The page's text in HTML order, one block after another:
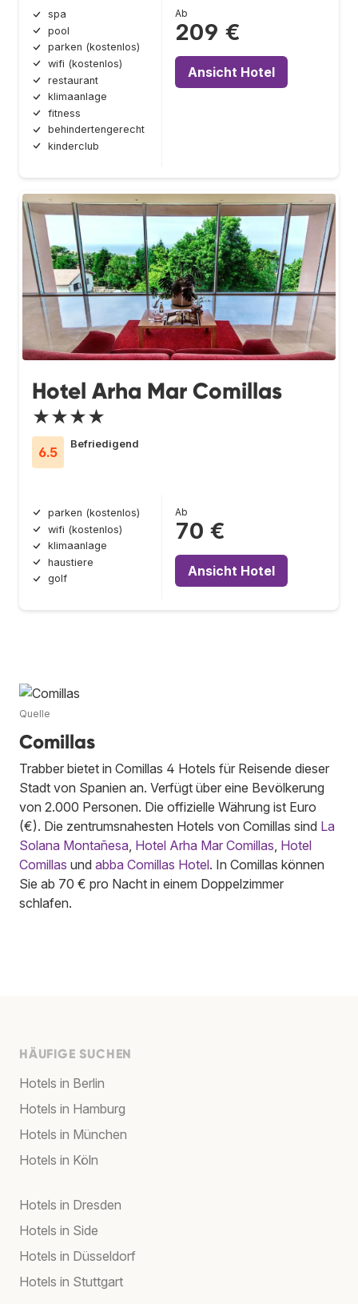
spa
pool
parken (kostenlos)
wifi (kostenlos)
restaurant
klimaanlage
fitness
behindertengerecht
kinderclub
Ab
209 €
Ansicht Hotel
Hotel Arha Mar Comillas
★★★★
6.5
Befriedigend
parken (kostenlos)
wifi (kostenlos)
klimaanlage
haustiere
golf
Ab
70 €
Ansicht Hotel
Quelle
Comillas
Trabber bietet in Comillas 4 Hotels für Reisende dieser
Stadt von Spanien an. Verfügt über eine Bevölkerung
von 2.000 Personen. Die offizielle Währung ist Euro
(€). Die zentrumsnahesten Hotels von Comillas sind La
Solana Montañesa, Hotel Arha Mar Comillas, Hotel
Comillas und abba Comillas Hotel. In Comillas können
Sie ab 70 € pro Nacht in einem Doppelzimmer
schlafen.
HÄUFIGE SUCHEN
Hotels in Berlin
Hotels in Hamburg
Hotels in München
Hotels in Köln
Hotels in Dresden
Hotels in Side
Hotels in Düsseldorf
Hotels in Stuttgart